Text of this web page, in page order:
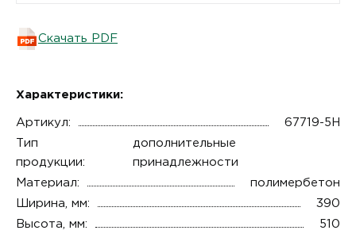
Скачать PDF
Характеристики:
Артикул:
67719-5Н
Тип
продукции:
дополнительные
принадлежности
Материал:
полимербетон
Ширина, мм:
390
Высота, мм:
510